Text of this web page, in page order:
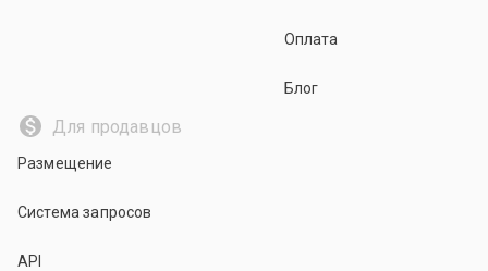
Оплата
Блог
Для продавцов
Размещение
Система запросов
API